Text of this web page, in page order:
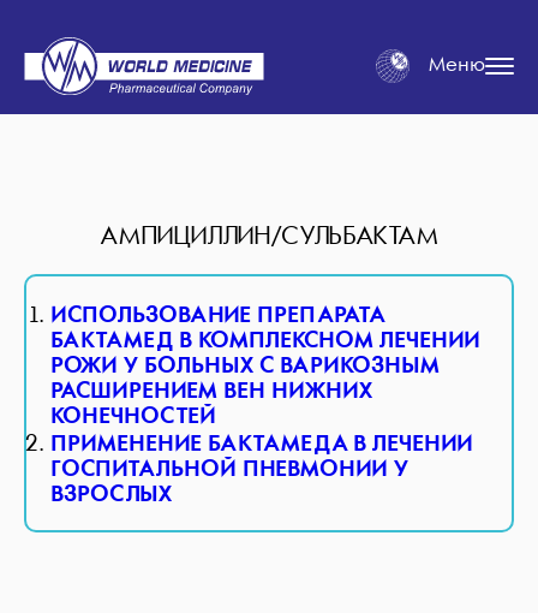
Меню
АМПИЦИЛЛИН/СУЛЬБАКТАМ
ИСПОЛЬЗОВАНИЕ ПРЕПАРАТА
БАКТАМЕД В КОМПЛЕКСНОМ ЛЕЧЕНИИ
РОЖИ У БОЛЬНЫХ С ВАРИКОЗНЫМ
РАСШИРЕНИЕМ ВЕН НИЖНИХ
КОНЕЧНОСТЕЙ
ПРИМЕНЕНИЕ БАКТАМЕДА В ЛЕЧЕНИИ
ГОСПИТАЛЬНОЙ ПНЕВМОНИИ У
ВЗРОСЛЫХ